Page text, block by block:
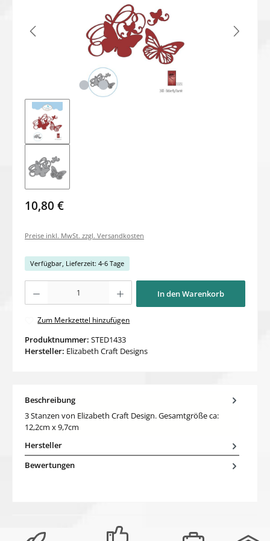
10,80 €
Preise inkl. MwSt. zzgl. Versandkosten
Verfügbar, Lieferzeit: 4-6 Tage
In den Warenkorb
Zum Merkzettel hinzufügen
Produktnummer: STED1433
Hersteller: Elizabeth Craft Designs
Beschreibung
3 Stanzen von Elizabeth Craft Design. Gesamtgröße ca:
12,2cm x 9,7cm
Hersteller
Bewertungen